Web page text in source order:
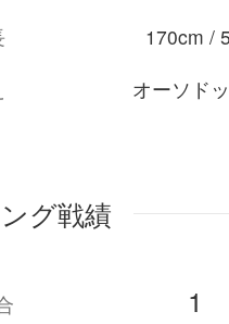
170cm /
オーソド
グ戦績
1